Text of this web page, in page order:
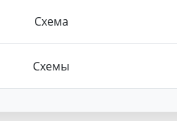
Схема
Схемы